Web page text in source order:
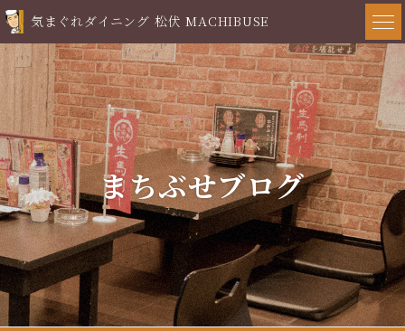
気まぐれダイニング 松伏 MACHIBUSE
まちぶせブログ